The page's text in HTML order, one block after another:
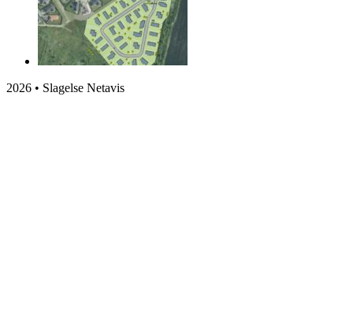
2026 • Slagelse Netavis